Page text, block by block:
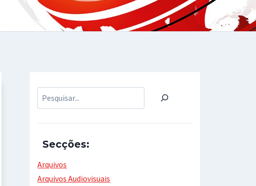
Pesquisar
Secções:
Arquivos
Arquivos Audiovisuais